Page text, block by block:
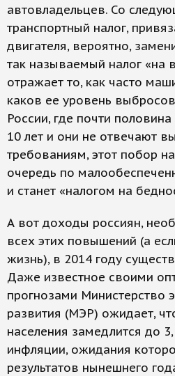
автовладельцев. Со
транспортный налог,
двигателя, вероятно,
так называемый налог «на
отражает то, как часто
каков ее уровень
России, где почти
10 лет и они не отвечают
требованиям, этот побор
очередь по
и станет «налогом на
А вот доходы россиян,
всех этих повышений (а
жизнь), в 2014 году
Даже известное своими
прогнозами Министерство
развития (МЭР) ожидает,
населения замедлится до
инфляции, ожидания
результатов нынешнего